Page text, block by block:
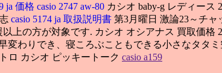
ja 価格 casio 2747 aw-80 カシオ baby-g レディース
casio 5174 ja 取扱説明書 第3月曜日 激論23～チ
上の方が対象です. カシオ オシアナス 買取価格
わりでき、寝ころぶこともできる小さなタタ
ロ カシオ ピッキートーク casio a159